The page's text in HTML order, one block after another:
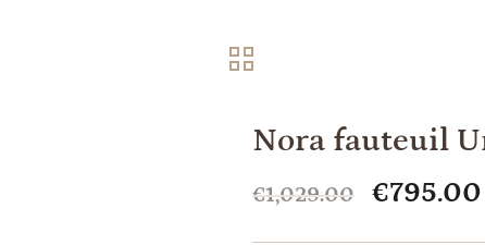
Nora fauteuil
€1,029.00 €795.00